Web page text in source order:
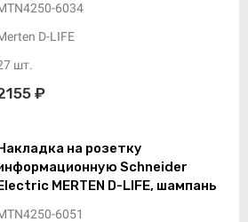
6034
D-LIFE
шт.
₽
на розетку
Schneider
MERTEN D-LIFE, шампань
6051